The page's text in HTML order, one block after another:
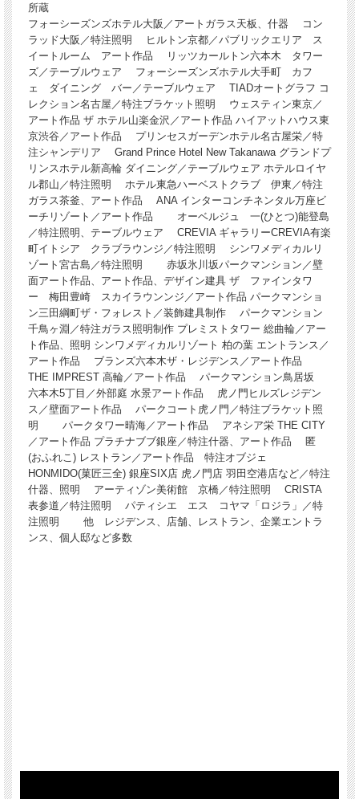
所蔵
フォーシーズンズホテル大阪／アートガラス天板、什器 コン
ラッド大阪／特注照明 ヒルトン京都／パブリックエリア ス
イートルーム アート作品 リッツカールトン六本木 タワー
ズ／テーブルウェア フォーシーズンズホテル大手町 カフ
ェ ダイニング バー／テーブルウェア TIADオートグラフ コ
レクション名古屋／特注ブラケット照明 ウェスティン東京／
アート作品 ザ ホテル山楽金沢／アート作品 ハイアットハウス東
京渋谷／アート作品 プリンセスガーデンホテル名古屋栄／特
注シャンデリア Grand Prince Hotel New Takanawa グランドプ
リンスホテル新高輪 ダイニング／テーブルウェア ホテルロイヤ
ル郡山／特注照明 ホテル東急ハーベストクラブ 伊東／特注
ガラス茶釜、アート作品 ANA インターコンチネンタル万座ビ
ーチリゾート／アート作品 オーベルジュ 一(ひとつ)能登島
／特注照明、テーブルウェア CREVIA ギャラリーCREVIA有楽
町イトシア クラブラウンジ／特注照明 シンワメディカルリ
ゾート宮古島／特注照明 赤坂氷川坂パークマンション／壁
面アート作品、アート作品、デザイン建具 ザ ファインタワ
ー 梅田豊崎 スカイラウンンジ／アート作品 パークマンショ
ン三田綱町ザ・フォレスト／装飾建具制作 パークマンション
千鳥ヶ淵／特注ガラス照明制作 プレミストタワー 総曲輪／アー
ト作品、照明 シンワメディカルリゾート 柏の葉 エントランス／
アート作品 ブランズ六本木ザ・レジデンス／アート作品
THE IMPREST 高輪／アート作品 パークマンション鳥居坂
六本木5丁目／外部庭 水景アート作品 虎ノ門ヒルズレジデン
ス／壁面アート作品 パークコート虎ノ門／特注ブラケット照
明 パークタワー晴海／アート作品 アネシア栄 THE CITY
／アート作品 プラチナブブ銀座／特注什器、アート作品 匿
(おふれこ) レストラン／アート作品 特注オブジェ
HONMIDO(菓匠三全) 銀座SIX店 虎ノ門店 羽田空港店など／特注
什器、照明 アーティゾン美術館 京橋／特注照明 CRISTA
表参道／特注照明 パティシエ エス コヤマ「ロジラ」／特
注照明 他 レジデンス、店舗、レストラン、企業エントラ
ンス、個人邸など多数